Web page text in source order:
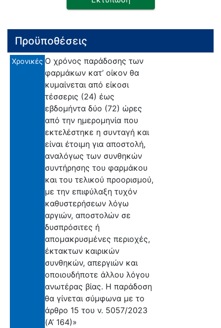
Προϋποθέσεις
Χρονικές Ο χρόνος παράδοσης των
φαρμάκων κατ’ οίκον θα
κυμαίνεται από είκοσι
τέσσερις (24) έως
εβδομήντα δύο (72) ώρες
από την ημερομηνία που
εκτελέστηκε η συνταγή και
είναι έτοιμη για αποστολή,
αναλόγως των συνθηκών
συντήρησης του φαρμάκου
και του τελικού προορισμού,
με την επιφύλαξη τυχόν
καθυστερήσεων λόγω
αργιών, αποστολών σε
δυσπρόσιτες ή
απομακρυσμένες περιοχές,
έκτακτων καιρικών
συνθηκών, απεργιών και
οποιουδήποτε άλλου λόγου
ανωτέρας βίας. Η παράδοση
θα γίνεται σύμφωνα με το
άρθρο 15 του ν. 5057/2023
(Α’ 164)»